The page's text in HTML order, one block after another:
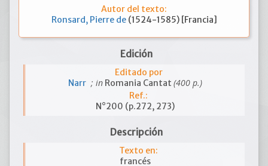
Autor del texto:
Ronsard, Pierre de (1524-1585) [Francia]
Edición
Editado por
Narr ; inRomania Cantat (400 p.)
Ref.:
N°200 (p.272, 273)
Descripción
Texto en:
francés